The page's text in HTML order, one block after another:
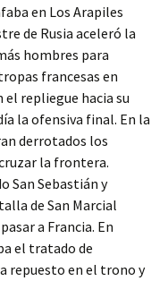
en Los Arapiles
de Rusia aceleró la
hombres para
francesas en
el repliegue hacia su
la ofensiva final. En la
derrotados los
la frontera.
San Sebastián y
de San Marcial
a Francia. En
el tratado de
repuesto en el trono y